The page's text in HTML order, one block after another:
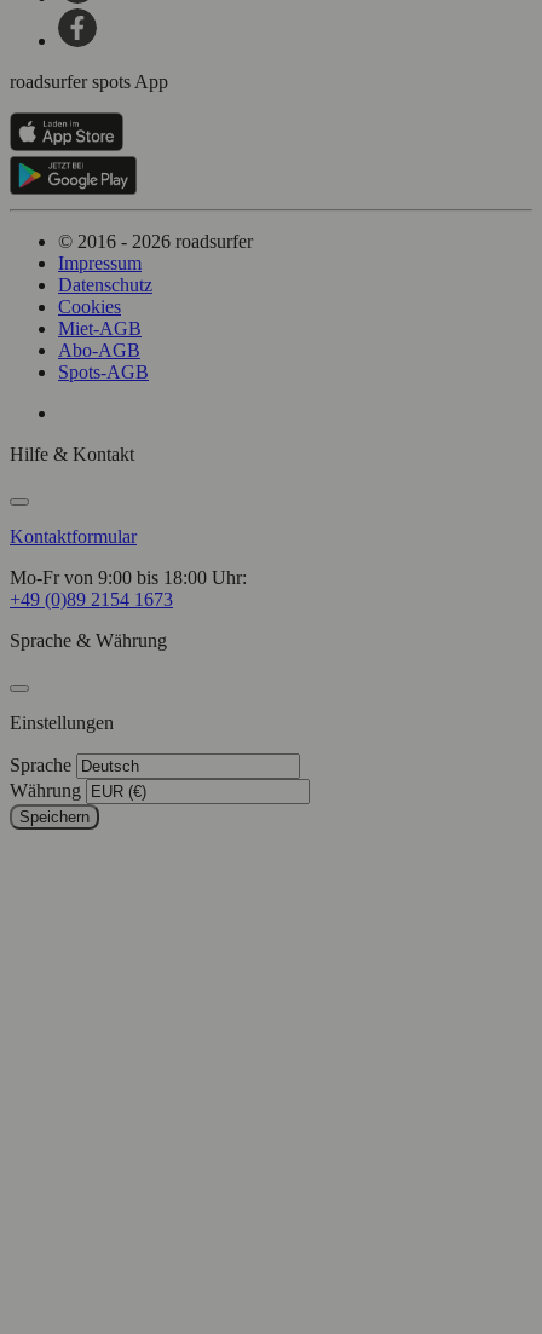
roadsurfer spots App
© 2016 - 2026 roadsurfer
Impressum
Datenschutz
Cookies
Miet-AGB
Abo-AGB
Spots-AGB
Hilfe & Kontakt
Kontaktformular
Mo-Fr von 9:00 bis 18:00 Uhr:
+49 (0)89 2154 1673
Sprache & Währung
Einstellungen
Sprache
Währung
Speichern